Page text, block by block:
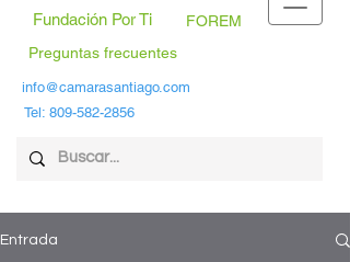
Tel: 809-582-2856
info@camarasantiago.com
FOREM
Fundación Por Ti
Preguntas frecuentes
Entrada